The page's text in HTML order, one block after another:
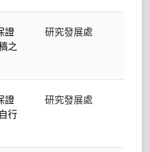
證
之
研究發展處
證
行
研究發展處